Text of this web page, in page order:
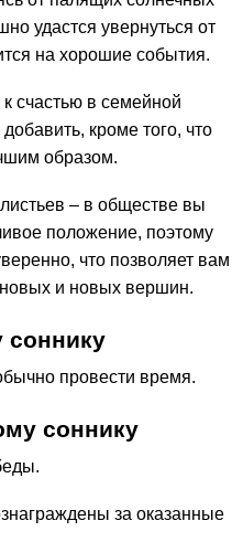
удастся увернуться от
на хорошие события.
счастью в семейной
кроме того, что
образом.
– в обществе вы
положение, поэтому
что позволяет вам
и новых вершин.
соннику
провести время.
соннику
за оказанные